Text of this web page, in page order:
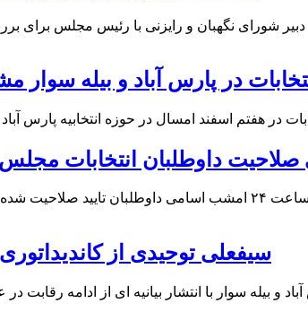
انتخابات در پارس آباد و بیله
داوطلبان انتخابات مجلس تا
سیفعلی توحیدی از